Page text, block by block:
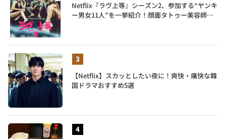
Netflix『ラヴ上等』シーズン2、参加する“ヤンキ
ー男女11人”を一挙紹介！顔面タトゥー美容師、
【Netflix】スカッとしたい夜に！爽快・痛快な韓
国ドラマおすすめ5選